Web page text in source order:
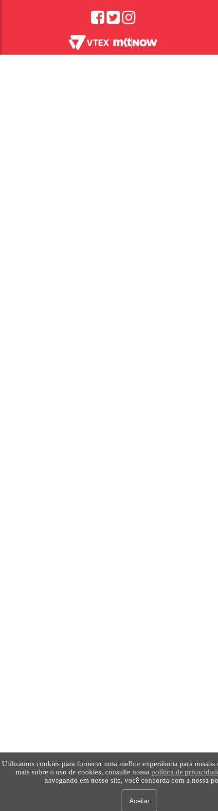
Utilizamos cookies para fornecer uma melhor experiência para nossos
mais sobre o uso de cookies, consulte nossa política de
navegando em nosso site, você concorda com a nossa
Aceitar